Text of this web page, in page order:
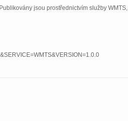
jsou prostřednictvím služby